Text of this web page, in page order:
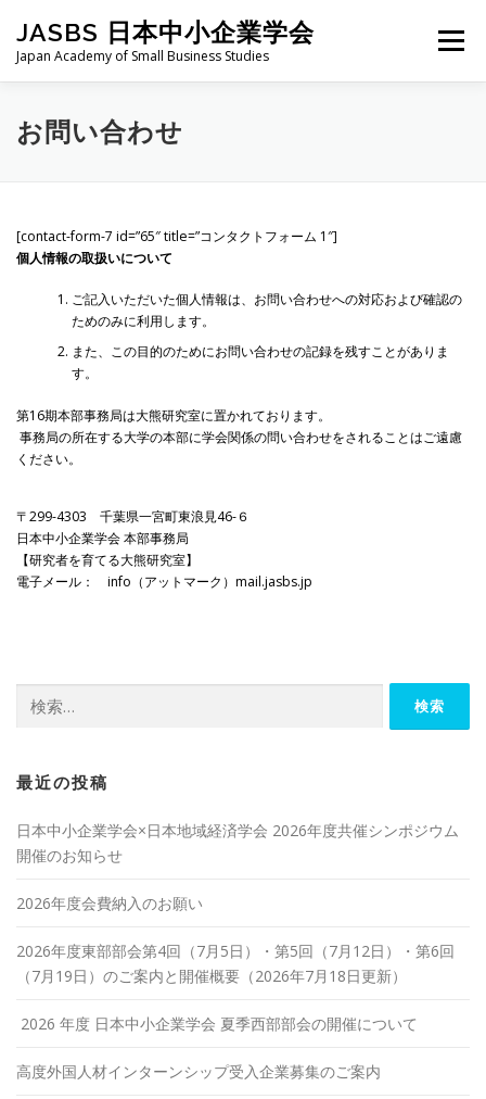
JASBS 日本中小企業学会
Japan Academy of Small Business Studies
メニュー
日本中小企業学会について
お問い合わせ
[contact-form-7 id=”65″ title=”コンタクトフォーム 1″]
個人情報の取扱いについて
ご記入いただいた個人情報は、お問い合わせへの対応および確認の
ためのみに利用します。
また、この目的のためにお問い合わせの記録を残すことがありま
す。
第16期本部事務局は大熊研究室に置かれております。
事務局の所在する大学の本部に学会関係の問い合わせをされることはご遠慮
ください。
〒299-4303 千葉県一宮町東浪見46-６
日本中小企業学会 本部事務局
【研究者を育てる大熊研究室】
電子メール： info（アットマーク）mail.jasbs.jp
索:
最近の投稿
日本中小企業学会×日本地域経済学会 2026年度共催シンポジウム
開催のお知らせ
2026年度会費納入のお願い
2026年度東部部会第4回（7月5日）・第5回（7月12日）・第6回
（7月19日）のご案内と開催概要（2026年7月18日更新）
2026 年度 日本中小企業学会 夏季西部部会の開催について
高度外国人材インターンシップ受入企業募集のご案内